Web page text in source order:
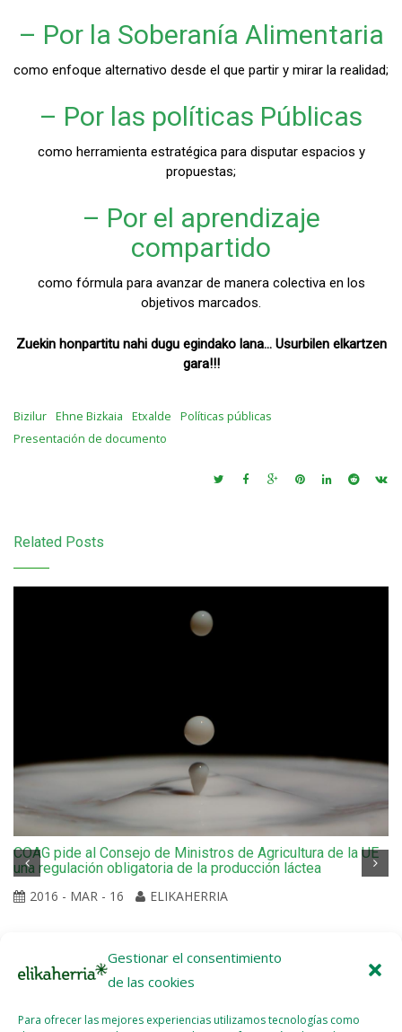
Gestionar el consentimiento
de las cookies
Para ofrecer las mejores experiencias utilizamos tecnologías como
– Por la Soberanía Alimentaria
como enfoque alternativo desde el que partir y mirar la realidad;
– Por las políticas Públicas
como herramienta estratégica para disputar espacios y
propuestas;
– Por el aprendizaje
compartido
como fórmula para avanzar de manera colectiva en los
objetivos marcados.
Zuekin honpartitu nahi dugu egindako lana… Usurbilen elkartzen
gara!!!
Bizilur Ehne Bizkaia Etxalde
Políticas públicas
Presentación de documento
Related Posts
COAG pide al Consejo de Ministros de Agricultura de la UE
una regulación obligatoria de la producción láctea
2016 - MAR - 16
ELIKAHERRIA